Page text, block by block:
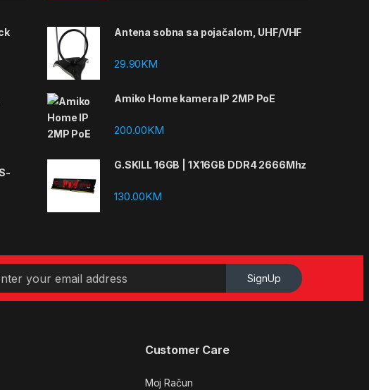
Antena sobna sa pojačalom, UHF/VHF
29.90KM
Amiko Home kamera IP 2MP PoE
200.00KM
G.SKILL 16GB | 1X16GB DDR4 2666Mhz
130.00KM
SignUp
Customer Care
Moj Račun